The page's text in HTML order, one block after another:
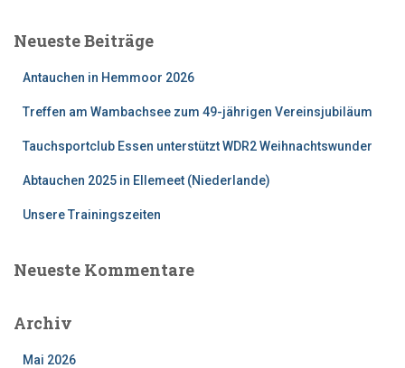
n
Neueste Beiträge
Antauchen in Hemmoor 2026
Treffen am Wambachsee zum 49-jährigen Vereinsjubiläum
Tauchsportclub Essen unterstützt WDR2 Weihnachtswunder
Abtauchen 2025 in Ellemeet (Niederlande)
Unsere Trainingszeiten
Neueste Kommentare
Archiv
Mai 2026